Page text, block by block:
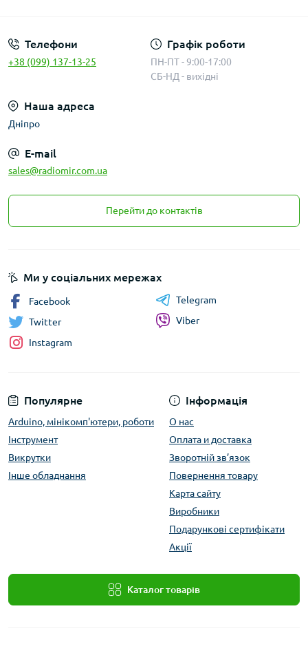
Телефони
+38 (099) 137-13-25
Графік роботи
ПН-ПТ - 9:00-17:00
СБ-НД - вихідні
Наша адреса
Дніпро
E-mail
sales@radiomir.com.ua
Перейти до контактів
Популярне
Arduino, мінікомп'ютери, роботи
Інструмент
Викрутки
Інше обладнання
Інформація
О нас
Оплата и доставка
Зворотній зв’язок
Повернення товару
Карта сайту
Виробники
Подарункові сертифікати
Акції
Каталог товарів
Ми у соціальних мережах
Facebook
Twitter
Instagram
Telegram
Viber